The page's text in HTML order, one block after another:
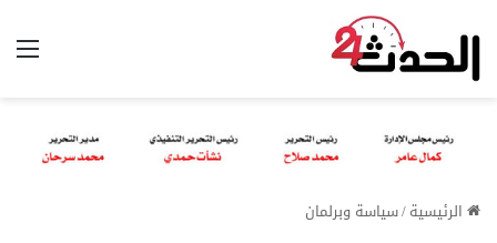
الرئيسية/سياسة وبرلمان